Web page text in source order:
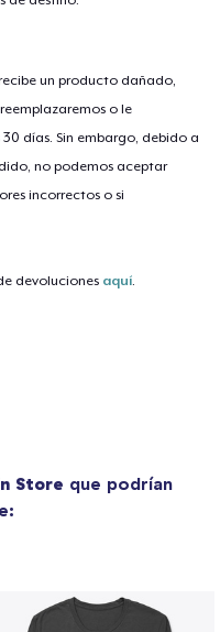
un producto dañado,
o le
días. Sin embargo, debido a
no podemos aceptar
incorrectos o si
devoluciones aquí
Store que podrían